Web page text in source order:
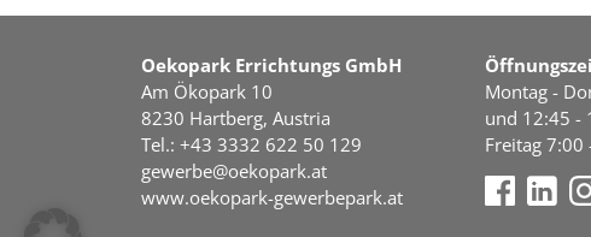
Oekopark Errichtungs GmbH
Am Ökopark 10
8230 Hartberg, Austria
Tel.: +43 3332 622 50 129
gewerbe@oekopark.at
www.oekopark-gewerbepark.at
Montag -
und 12:45 -
Freitag